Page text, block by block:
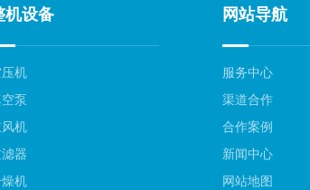
机设备
压机
泵
机
器
机
网站导航
服务中心
渠道合作
合作案例
新闻中心
网站地图